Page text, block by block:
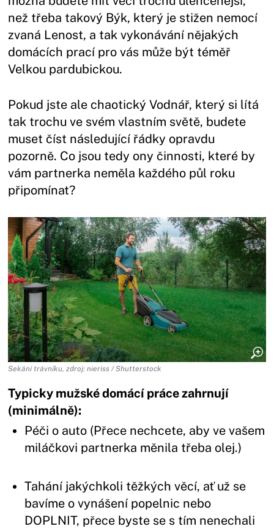
než třeba takový Býk, který je stižen nemocí
zvaná Lenost, a tak vykonávání nějakých
domácích prací pro vás může být téměř
Velkou pardubickou.
Pokud jste ale chaotický Vodnář, který si lítá
tak trochu ve svém vlastním světě, budete
muset číst následující řádky opravdu
pozorně. Co jsou tedy ony činnosti, které by
vám partnerka neměla každého půl roku
připomínat?
Sekání trávníku, zdroj: nieriss / Shutterstock
Typicky mužské domácí práce zahrnují
(minimálně):
Péči o auto (Přece nechcete, aby ve vašem
miláčkovi partnerka měnila třeba olej.)
Tahání jakýchkoli těžkých věcí, ať už se
bavíme o vynášení popelnic nebo
DOPLNIT, přece byste se s tím nenechali